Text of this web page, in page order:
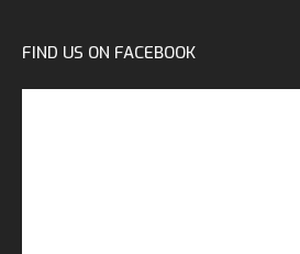
FIND US ON FACEBOOK